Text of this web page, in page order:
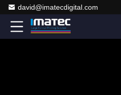
david@imatecdigital.com